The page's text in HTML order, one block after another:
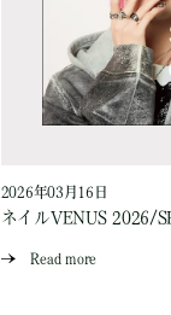
2026年03月16日
ネイルVENUS 2026/
Read more